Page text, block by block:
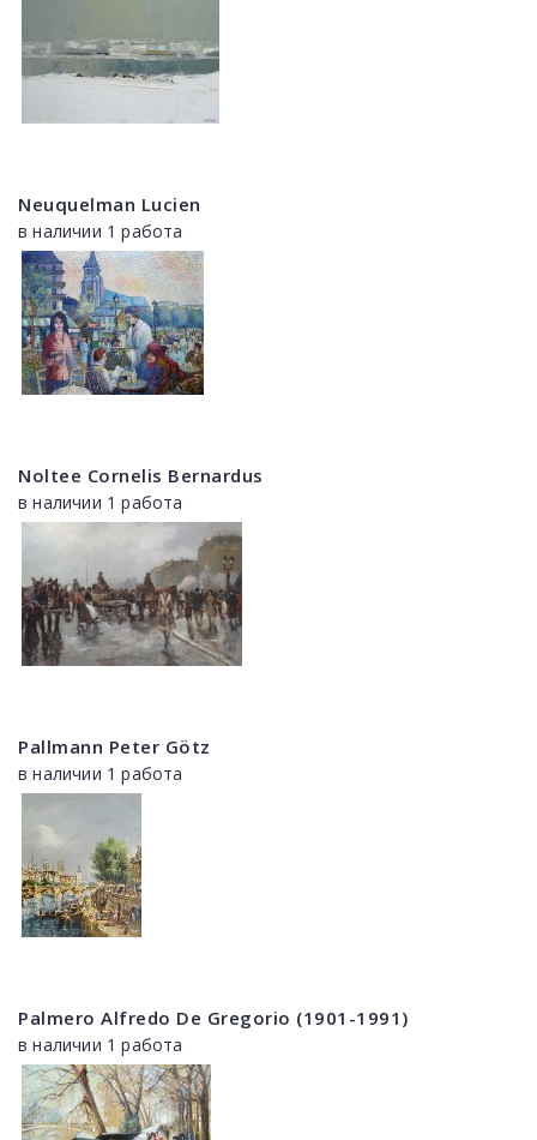
Neuquelman Lucien
в наличии 1 работа
Noltee Cornelis Bernardus
в наличии 1 работа
Pallmann Peter Götz
в наличии 1 работа
Palmero Alfredo De Gregorio (1901-1991)
в наличии 1 работа